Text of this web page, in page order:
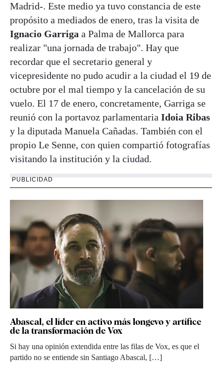
Madrid-. Este medio ya tuvo constancia de este
propósito a mediados de enero, tras la visita de
Ignacio Garriga a Palma de Mallorca para
realizar "una jornada de trabajo". Hay que
recordar que el secretario general y
vicepresidente no pudo acudir a la ciudad el 19 de
octubre por el mal tiempo y la cancelación de su
vuelo. El 17 de enero, concretamente, Garriga se
reunió con la portavoz parlamentaria Idoia Ribas
y la diputada Manuela Cañadas. También con el
propio Le Senne, con quien compartió fotografías
visitando la institución y la ciudad.
PUBLICIDAD
Abascal, el líder en activo más longevo y artífice
de la transformación de Vox
Si hay una opinión extendida entre las filas de Vox, es que el
partido no se entiende sin Santiago Abascal, […]